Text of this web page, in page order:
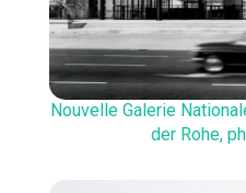
Nouvelle Galerie
der Rohe,